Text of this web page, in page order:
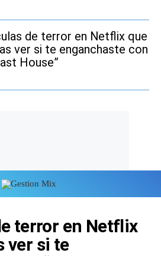
de terror en Netflix que
ver si te enganchaste con
House”